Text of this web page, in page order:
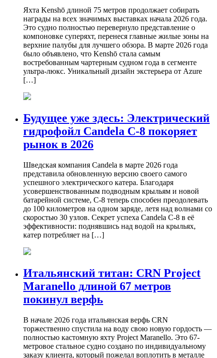
Яхта Kenshō длиной 75 метров продолжает собирать
награды на всех значимых выставках начала 2026 года.
Это судно полностью перевернуло представление о
компоновке суперяхт, перенеся главные жилые зоны на
верхние палубы для лучшего обзора. В марте 2026 года
было объявлено, что Kenshō стала самым
востребованным чартерным судном года в сегменте
ультра-люкс. Уникальный дизайн экстерьера от Azure
[…]
Будущее уже здесь: Электрический
гидрофойл Candela C-8 покоряет
рынок в 2026
Шведская компания Candela в марте 2026 года
представила обновленную версию своего самого
успешного электрического катера. Благодаря
усовершенствованным подводным крыльям и новой
батарейной системе, C-8 теперь способен преодолевать
до 100 километров на одном заряде, летя над волнами со
скоростью 30 узлов. Секрет успеха Candela C-8 в её
эффективности: поднявшись над водой на крыльях,
катер потребляет на […]
Итальянский титан: CRN Project
Maranello длиной 67 метров
покинул верфь
В начале 2026 года итальянская верфь CRN
торжественно спустила на воду свою новую гордость —
полностью кастомную яхту Project Maranello. Это 67-
метровое стальное судно создано по индивидуальному
заказу клиента, который пожелал воплотить в металле